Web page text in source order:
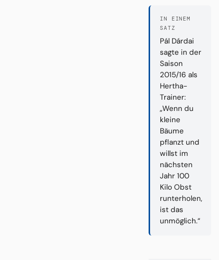
IN EINEM
SATZ
Pál Dárdai
sagte in der
Saison
2015/16 als
Hertha-
Trainer:
„Wenn du
kleine
Bäume
pflanzt und
willst im
nächsten
Jahr 100
Kilo Obst
runterholen,
ist das
unmöglich.“